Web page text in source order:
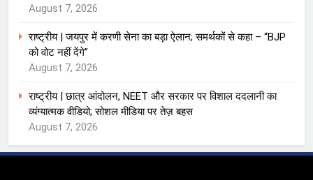
August 7, 2026
राष्ट्रीय | जयपुर में करणी सेना का बड़ा ऐलान; समर्थकों से कहा – “BJP
को वोट नहीं देंगे”
August 7, 2026
राष्ट्रीय | छात्र आंदोलन, NEET और सरकार पर विशाल ददलानी का
व्यंग्यात्मक वीडियो; सोशल मीडिया पर तेज़ बहस
August 7, 2026